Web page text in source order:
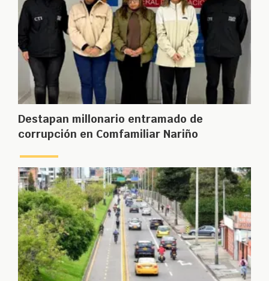
Destapan millonario entramado de
corrupción en Comfamiliar Nariño